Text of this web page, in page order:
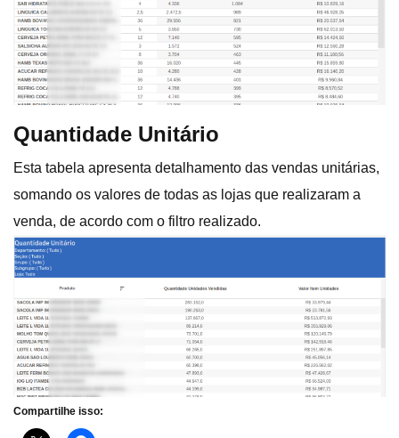
Quantidade Unitário
Esta tabela apresenta detalhamento das vendas unitárias,
somando os valores de todas as lojas que realizaram a
venda, de acordo com o filtro realizado.
Compartilhe isso: